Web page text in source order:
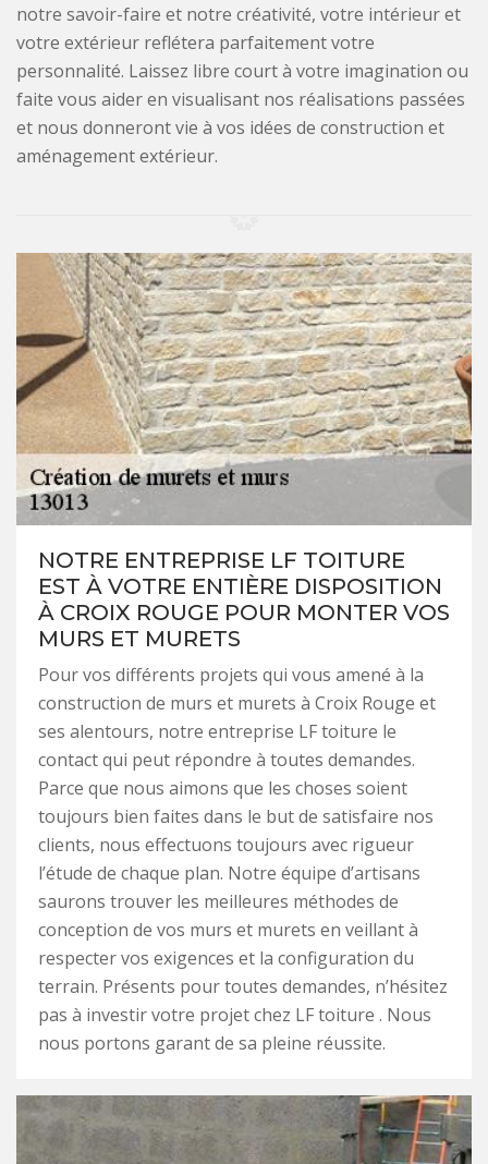
notre savoir-faire et notre créativité, votre intérieur et
votre extérieur reflétera parfaitement votre
personnalité. Laissez libre court à votre imagination ou
faite vous aider en visualisant nos réalisations passées
et nous donneront vie à vos idées de construction et
aménagement extérieur.
NOTRE ENTREPRISE LF TOITURE
EST À VOTRE ENTIÈRE DISPOSITION
À CROIX ROUGE POUR MONTER VOS
MURS ET MURETS
Pour vos différents projets qui vous amené à la
construction de murs et murets à Croix Rouge et
ses alentours, notre entreprise LF toiture le
contact qui peut répondre à toutes demandes.
Parce que nous aimons que les choses soient
toujours bien faites dans le but de satisfaire nos
clients, nous effectuons toujours avec rigueur
l’étude de chaque plan. Notre équipe d’artisans
saurons trouver les meilleures méthodes de
conception de vos murs et murets en veillant à
respecter vos exigences et la configuration du
terrain. Présents pour toutes demandes, n’hésitez
pas à investir votre projet chez LF toiture . Nous
nous portons garant de sa pleine réussite.